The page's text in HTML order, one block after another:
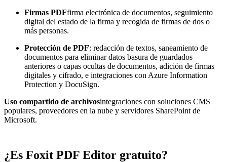
Firmas PDFfirma electrónica de documentos, seguimiento
digital del estado de la firma y recogida de firmas de dos o
más personas.
Protección de PDF: redacción de textos, saneamiento de
documentos para eliminar datos basura de guardados
anteriores o capas ocultas de documentos, adición de firmas
digitales y cifrado, e integraciones con Azure Information
Protection y DocuSign.
Uso compartido de archivosintegraciones con soluciones CMS
populares, proveedores en la nube y servidores SharePoint de
Microsoft.
¿Es Foxit PDF Editor gratuito?